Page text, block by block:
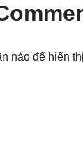
nào để hiển